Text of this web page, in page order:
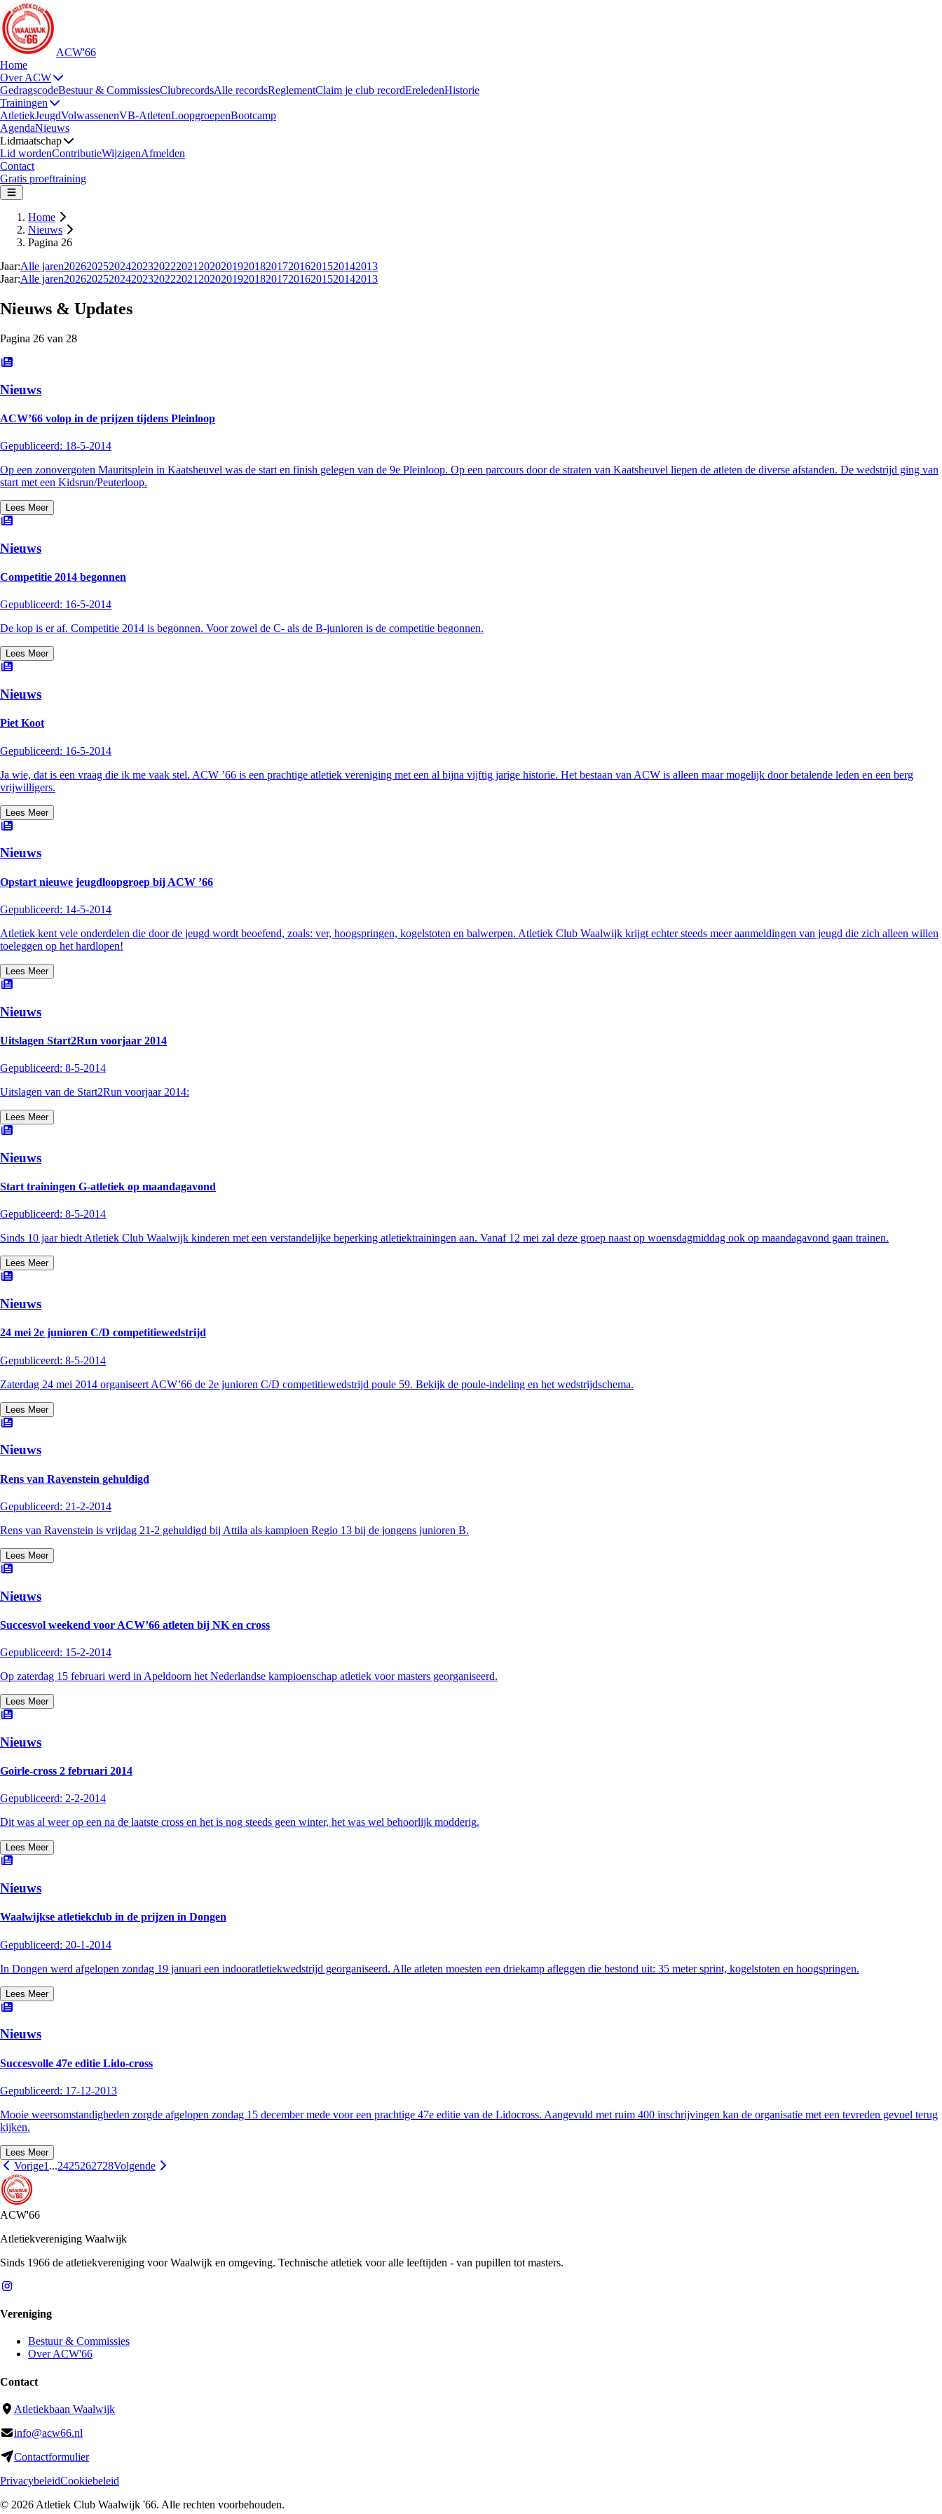
ACW'66
Home
Over ACW
GedragscodeBestuur & CommissiesClubrecordsAlle recordsReglementClaim je club recordEreledenHistorie
Trainingen
AtletiekJeugdVolwassenenVB-AtletenLoopgroepenBootcamp
AgendaNieuws
Lidmaatschap
Lid wordenContributieWijzigenAfmelden
Contact
Gratis proeftraining
Home
Nieuws
Pagina 26
Jaar:Alle jaren202620252024202320222021 20202019201820172016201520142013
Jaar:Alle jaren202620252024202320222021 20202019201820172016201520142013
Nieuws & Updates
Pagina 26 van 28
Nieuws
ACW’66 volop in de prijzen tijdens Pleinloop
Gepubliceerd: 18-5-2014
Op een zonovergoten Mauritsplein in Kaatsheuvel was de start en finish gelegen van de 9e Pleinloop. Op een parcours door de straten van Kaatsheuvel liepen de atleten de diverse afstanden. De wedstrijd ging van
start met een Kidsrun/Peuterloop.
Lees Meer
Nieuws
Competitie 2014 begonnen
Gepubliceerd: 16-5-2014
De kop is er af. Competitie 2014 is begonnen. Voor zowel de C- als de B-junioren is de competitie begonnen.
Lees Meer
Nieuws
Piet Koot
Gepubliceerd: 16-5-2014
Ja wie, dat is een vraag die ik me vaak stel. ACW ’66 is een prachtige atletiek vereniging met een al bijna vijftig jarige historie. Het bestaan van ACW is alleen maar mogelijk door betalende leden en een berg
vrijwilligers.
Lees Meer
Nieuws
Opstart nieuwe jeugdloopgroep bij ACW ’66
Gepubliceerd: 14-5-2014
Atletiek kent vele onderdelen die door de jeugd wordt beoefend, zoals: ver, hoogspringen, kogelstoten en balwerpen. Atletiek Club Waalwijk krijgt echter steeds meer aanmeldingen van jeugd die zich alleen willen
toeleggen op het hardlopen!
Lees Meer
Nieuws
Uitslagen Start2Run voorjaar 2014
Gepubliceerd: 8-5-2014
Uitslagen van de Start2Run voorjaar 2014:
Lees Meer
Nieuws
Start trainingen G-atletiek op maandagavond
Gepubliceerd: 8-5-2014
Sinds 10 jaar biedt Atletiek Club Waalwijk kinderen met een verstandelijke beperking atletiektrainingen aan. Vanaf 12 mei zal deze groep naast op woensdagmiddag ook op maandagavond gaan trainen.
Lees Meer
Nieuws
24 mei 2e junioren C/D competitiewedstrijd
Gepubliceerd: 8-5-2014
Zaterdag 24 mei 2014 organiseert ACW’66 de 2e junioren C/D competitiewedstrijd poule 59. Bekijk de poule-indeling en het wedstrijdschema.
Lees Meer
Nieuws
Rens van Ravenstein gehuldigd
Gepubliceerd: 21-2-2014
Rens van Ravenstein is vrijdag 21-2 gehuldigd bij Attila als kampioen Regio 13 bij de jongens junioren B.
Lees Meer
Nieuws
Succesvol weekend voor ACW’66 atleten bij NK en cross
Gepubliceerd: 15-2-2014
Op zaterdag 15 februari werd in Apeldoorn het Nederlandse kampioenschap atletiek voor masters georganiseerd.
Lees Meer
Nieuws
Goirle-cross 2 februari 2014
Gepubliceerd: 2-2-2014
Dit was al weer op een na de laatste cross en het is nog steeds geen winter, het was wel behoorlijk modderig.
Lees Meer
Nieuws
Waalwijkse atletiekclub in de prijzen in Dongen
Gepubliceerd: 20-1-2014
In Dongen werd afgelopen zondag 19 januari een indooratletiekwedstrijd georganiseerd. Alle atleten moesten een driekamp afleggen die bestond uit: 35 meter sprint, kogelstoten en hoogspringen.
Lees Meer
Nieuws
Succesvolle 47e editie Lido-cross
Gepubliceerd: 17-12-2013
Mooie weersomstandigheden zorgde afgelopen zondag 15 december mede voor een prachtige 47e editie van de Lidocross. Aangevuld met ruim 400 inschrijvingen kan de organisatie met een tevreden gevoel terug
kijken.
Lees Meer
Vorige1 ...2425262728Volgende
ACW'66
Atletiekvereniging Waalwijk
Sinds 1966 de atletiekvereniging voor Waalwijk en omgeving. Technische atletiek voor alle leeftijden - van pupillen tot masters.
Vereniging
Bestuur & Commissies
Over ACW'66
Contact
Atletiekbaan Waalwijk
info@acw66.nl
Contactformulier
PrivacybeleidCookiebeleid
© 2026 Atletiek Club Waalwijk '66. Alle rechten voorbehouden.